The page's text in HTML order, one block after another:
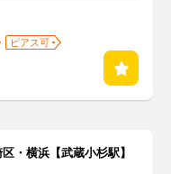
ピアス可
・横浜【武蔵小杉駅】